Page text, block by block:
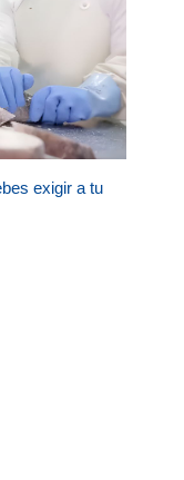
exigir a tu